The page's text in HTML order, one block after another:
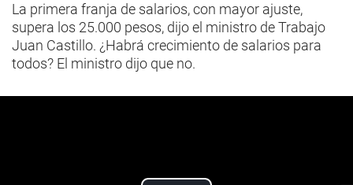
La primera franja de salarios, con mayor ajuste,
supera los 25.000 pesos, dijo el ministro de Trabajo
Juan Castillo. ¿Habrá crecimiento de salarios para
todos? El ministro dijo que no.